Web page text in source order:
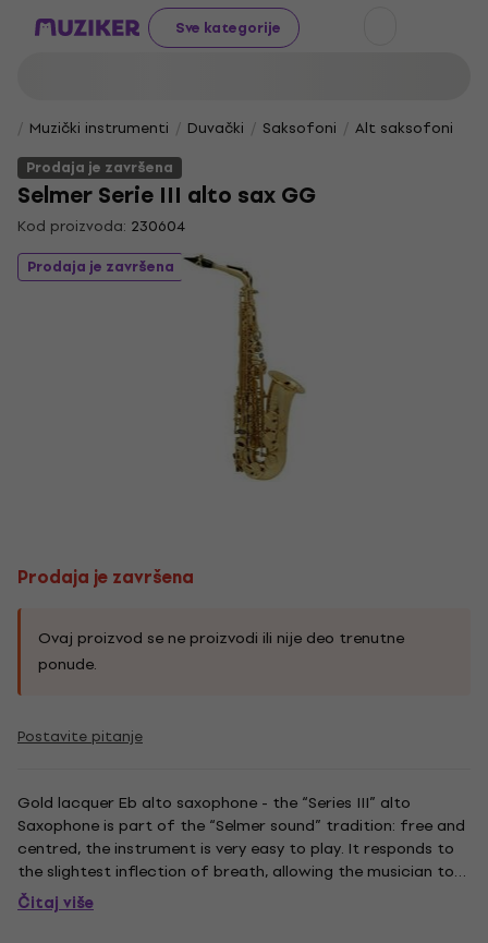
Sve kategorije
Muzički instrumenti Duvački Saksofoni
Alt saksofoni
Prodaja je završena
Selmer Serie III alto sax GG
Kod proizvoda: 230604
Prodaja je završena
Prodaja je završena
Ovaj proizvod se ne proizvodi ili nije deo trenutne
ponude.
Postavite pitanje
Gold lacquer Eb alto saxophone - the “Series III” alto
Saxophone is part of the “Selmer sound” tradition: free and
centred, the instrument is very easy to play. It responds to
the slightest inflection of breath, allowing the musician to
fully express his musical personality.
Čitaj više